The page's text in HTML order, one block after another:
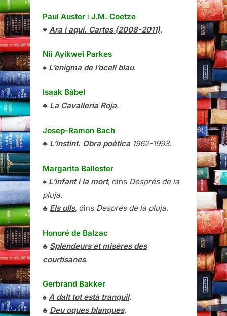
Paul Auster i J.M. Coetze
♥ Ara i aquí. Cartes (2008-2011).
Nii Ayikwei Parkes
♠ L’enigma de l’ocell blau.
Isaak Bàbel
♣ La Cavalleria Roja.
Josep-Ramon Bach
♣ L’instint. Obra poètica1962-1993.
Margarita Ballester
♠ L’infant i la mort, dins Després de la
pluja.
♣ Els ulls, dins Després de la pluja.
Honoré de Balzac
♣ Splendeurs et misères des
courtisanes.
Gerbrand Bakker
♠ A dalt tot està tranquil.
♣ Deu oques blanques.